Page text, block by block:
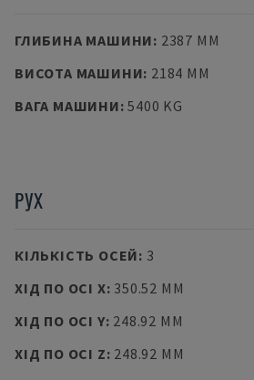
ГЛИБИНА МАШИНИ: 2387 MM
ВИСОТА МАШИНИ: 2184 MM
ВАГА МАШИНИ:5400 KG
РУХ
КІЛЬКІСТЬ ОСЕЙ: 3
ХІД ПО ОСІ X: 350.52 MM
ХІД ПО ОСІ Y: 248.92 MM
ХІД ПО ОСІ Z: 248.92 MM